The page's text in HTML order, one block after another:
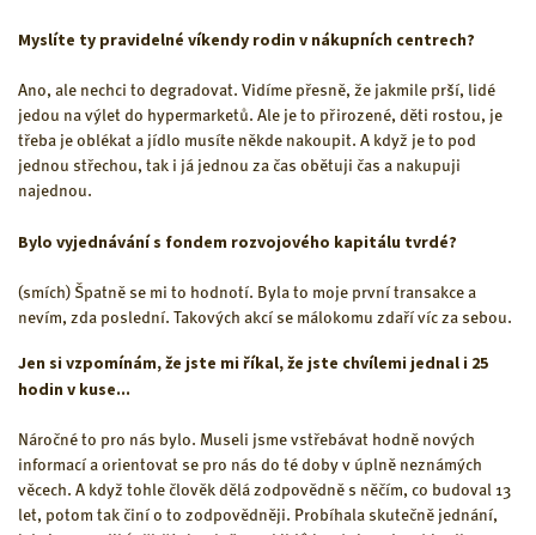
Myslíte ty pravidelné víkendy rodin v nákupních centrech?
Ano, ale nechci to degradovat. Vidíme přesně, že jakmile prší, lidé
jedou na výlet do hypermarketů. Ale je to přirozené, děti rostou, je
třeba je oblékat a jídlo musíte někde nakoupit. A když je to pod
jednou střechou, tak i já jednou za čas obětuji čas a nakupuji
najednou.
Bylo vyjednávání s fondem rozvojového kapitálu tvrdé?
(smích) Špatně se mi to hodnotí. Byla to moje první transakce a
nevím, zda poslední. Takových akcí se málokomu zdaří víc za sebou.
Jen si vzpomínám, že jste mi říkal, že jste chvílemi jednal i 25
hodin v kuse...
Náročné to pro nás bylo. Museli jsme vstřebávat hodně nových
informací a orientovat se pro nás do té doby v úplně neznámých
věcech. A když tohle člověk dělá zodpovědně s něčím, co budoval 13
let, potom tak činí o to zodpovědněji. Probíhala skutečně jednání,